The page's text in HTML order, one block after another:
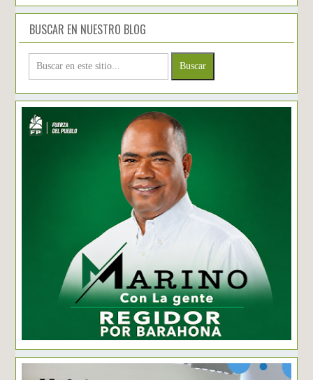
BUSCAR EN NUESTRO BLOG